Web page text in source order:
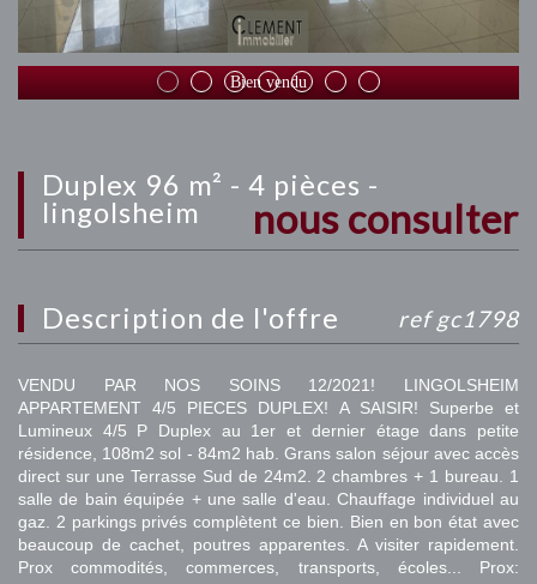
Bien vendu
duplex 96 m² - 4 pièces -
lingolsheim
nous consulter
description de l'offre ref gc1798
VENDU PAR NOS SOINS 12/2021! LINGOLSHEIM
APPARTEMENT 4/5 PIECES DUPLEX! A SAISIR! Superbe et
Lumineux 4/5 P Duplex au 1er et dernier étage dans petite
résidence, 108m2 sol - 84m2 hab. Grans salon séjour avec accès
direct sur une Terrasse Sud de 24m2. 2 chambres + 1 bureau. 1
salle de bain équipée + une salle d'eau. Chauffage individuel au
gaz. 2 parkings privés complètent ce bien. Bien en bon état avec
beaucoup de cachet, poutres apparentes. A visiter rapidement.
Prox commodités, commerces, transports, écoles... Prox: